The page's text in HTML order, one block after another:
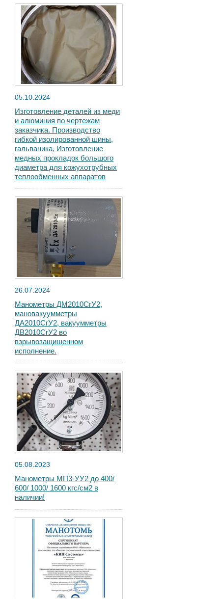
05.10.2024
Изготовление деталей из меди
и алюминия по чертежам
заказчика. Производство
гибкой изолированной шины,
гальваника, Изготовление
медных прокладок большого
диаметра для кожухотрубных
теплообменных аппаратов
26.07.2024
Манометры ДМ2010СгУ2,
мановакуумметры
ДА2010СгУ2, вакуумметры
ДВ2010СгУ2 во
взрывозащищенном
исполнение.
05.08.2023
Манометры МП3-УУ2 до 400/
600/ 1000/ 1600 кгс/см2 в
наличии!